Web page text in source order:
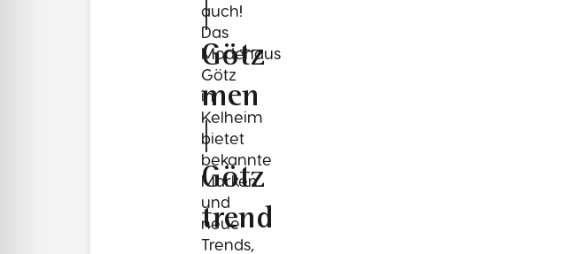
|
Götz
men
|
Götz
trend
auch!
Das
Modehaus
Götz
in
Kelheim
bietet
bekannte
Marken
und
neue
Trends,